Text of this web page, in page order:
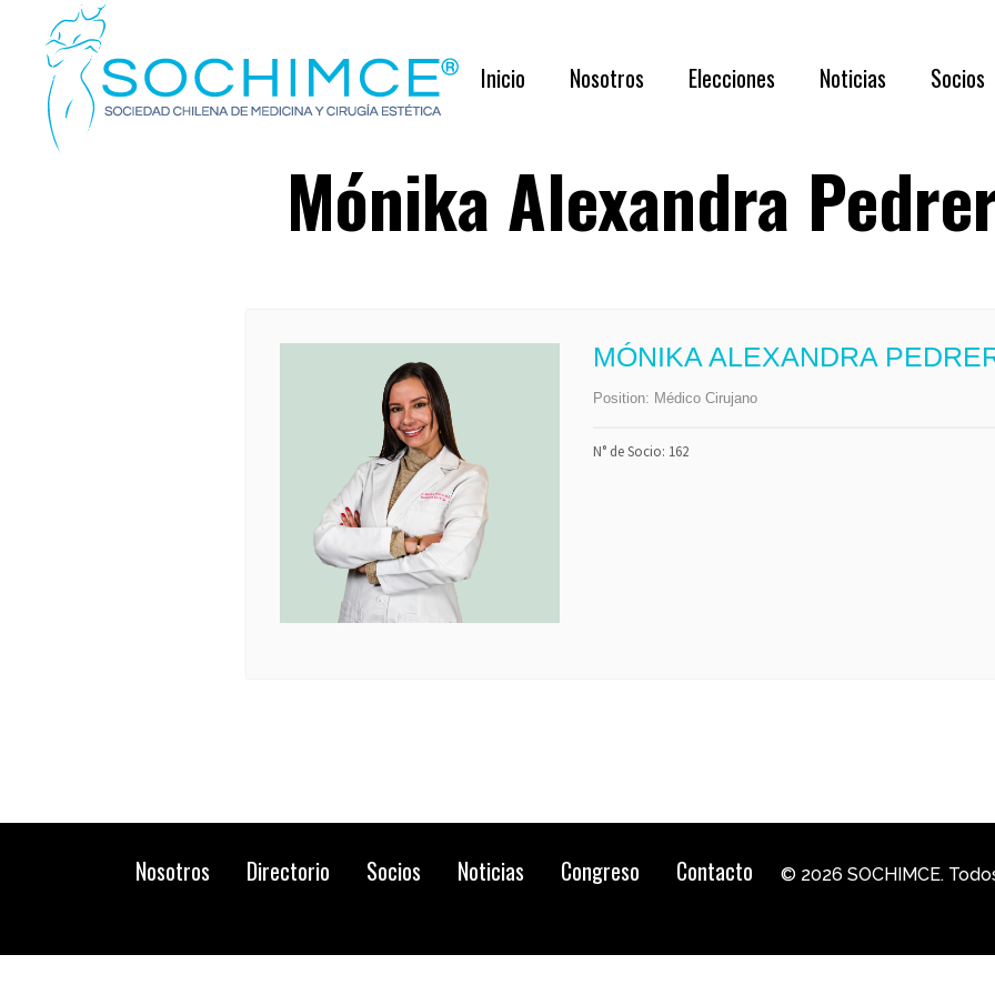
Inicio Nosotros
Acerca de Nosotros
Directorio 2026 – 2028
Elecciones
RESULTADOS
Asamblea
Noticias Socios
Directorio
Mónika Alexandra
MÓNIKA ALEXANDRA
Position: Médico Cirujano
N° de Socio: 162
Nosotros Directorio Socios Noticias Congreso Contacto
© 2026 SOCHIMCE.